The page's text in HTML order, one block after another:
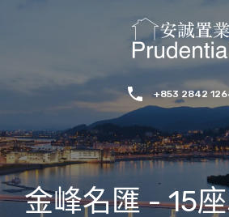
+853 2842
金峰名匯 - 15